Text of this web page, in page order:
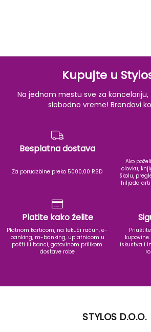
Kupujte u
Na jednom mestu sve za kancelariju,
slobodno vreme! Brendovi
Besplatna dostava
Za porudzbine preko 5000,00 RSD
Ako
olovku,
školu,
hiljada
Platite kako želite
Platnom karticom, na tekući račun, e-
banking, m-banking, uplatnicom u
pošti ili banci, gotovinom prilikom
dostave robe
iskustva i
STYLOS D.O.O.